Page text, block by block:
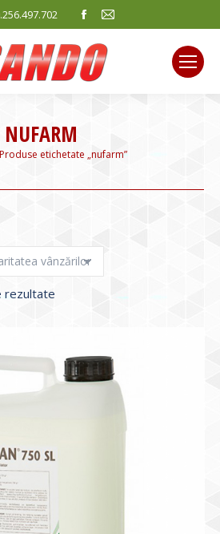
Facebook
opens
in
new
Mail
new
NUFARM
Produse etichetate „nufarm”
rezultate